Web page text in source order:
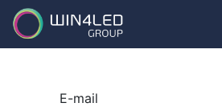
E-mail